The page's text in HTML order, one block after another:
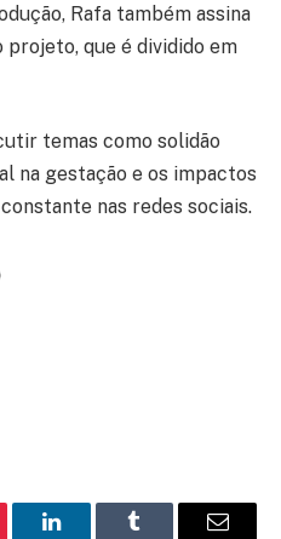
Rafa também assina
projeto, que é dividido em
temas como solidão
na gestação e os impactos
nas redes sociais.